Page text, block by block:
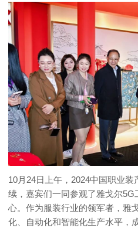
10月24日上午，2024中国职业
续，嘉宾们一同参观了雅戈尔
心。作为服装行业的领军者，雅
化、自动化和智能化生产水平，